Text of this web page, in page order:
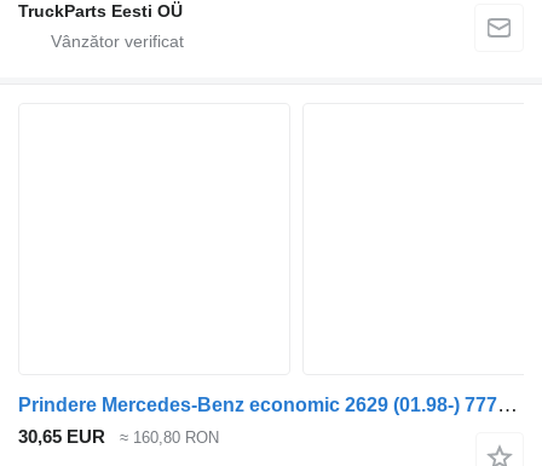
TruckParts Eesti OÜ
Prindere Mercedes-Benz economic 2629 (01.98-) 77700536 pentru maşina de gunoi Mercedes-Benz Econic (1998-2014)
30,65 EUR ≈ 160,80 RON